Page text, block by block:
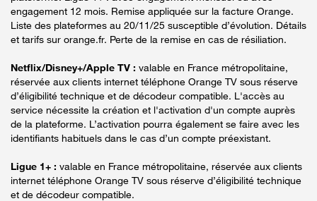
engagement 12 mois. Remise appliquée sur la facture Orange.
Liste des plateformes au 20/11/25 susceptible d’évolution. Détails
et tarifs sur orange.fr. Perte de la remise en cas de résiliation.
Netflix/Disney+/Apple TV : valable en France métropolitaine,
réservée aux clients internet téléphone Orange TV sous réserve
d’éligibilité technique et de décodeur compatible. L'accès au
service nécessite la création et l'activation d'un compte auprès
de la plateforme. L’activation pourra également se faire avec les
identifiants habituels dans le cas d’un compte préexistant.
Ligue 1+ : valable en France métropolitaine, réservée aux clients
internet téléphone Orange TV sous réserve d’éligibilité technique
et de décodeur compatible.